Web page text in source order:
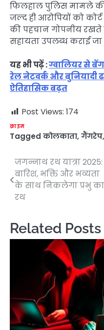
फिलहाल पुलिस मामले
जल्द ही आरोपियों को
की पहचान गोपनीय रखते
सहायता उपलब्ध कराई जा
यह भी पढ़ें :ग्वालियर से
रेल नेटवर्क और बुनियादी
ऐतिहासिक बढ़त
Post Views: 174
क्राइम
Tagged कोलकाता, गैंगरेप,
Post
navigation
जगन्नाथ रथ यात्रा 2025:
बारिश, भक्ति और भव्यता
के साथ निकलेगा प्रभु का
रथ
Related Posts